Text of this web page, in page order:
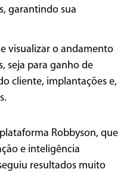
garantindo sua
visualizar o andamento
seja para ganho de
cliente, implantações e,
Robbyson, que
e inteligência
resultados muito